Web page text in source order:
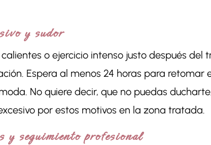
y sudor
o ejercicio intenso justo después del
Espera al menos 24 horas para retomar
No quiere decir, que no puedas
por estos motivos en la zona tratada.
y seguimiento profesional